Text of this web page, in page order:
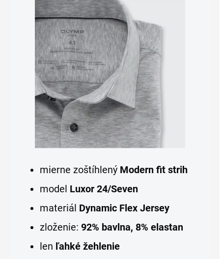
mierne zoštíhlený Modern fit strih
model Luxor 24/Seven
materiál Dynamic Flex Jersey
zloženie: 92% bavlna, 8% elastan
len ľahké žehlenie